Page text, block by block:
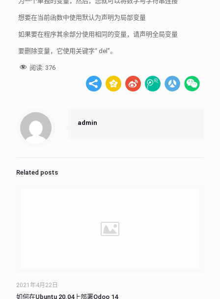
想要在当前函数中使用默认为声明为局部变量
如果要在程序其余部分使用相同的变量，请声明全局变量
要删除变量，它使用关键字“ del”。
阅读: 376
admin
Related posts
2021年4月22日
如何在Ubuntu 20.04上部署Odoo 14